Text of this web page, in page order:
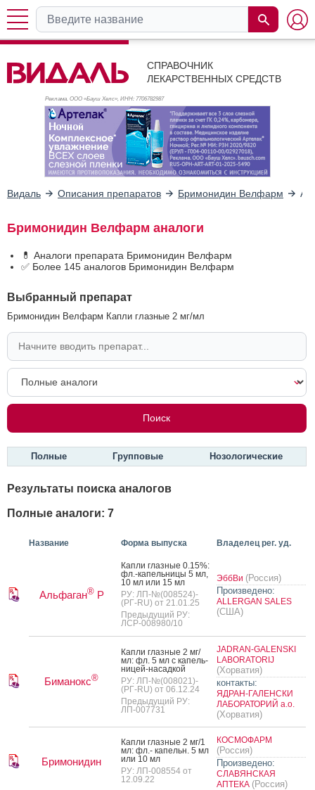
СПРАВОЧНИК
ЛЕКАРСТВЕННЫХ СРЕДСТВ
Реклама. ООО «Бауш Хелс», ИНН: 7706782987
Видаль Описания препаратов Бримонидин Велфарм
Бримонидин Велфарм аналоги
💊 Аналоги препарата Бримонидин Велфарм
✅ Более 145 аналогов Бримонидин Велфарм
Выбранный препарат
Бримонидин Велфарм Капли глазные 2 мг/мл
Полные Групповые Нозологические
Результаты поиска аналогов
Полные аналоги: 7
Название Форма выпуска Владелец рег. уд.
Альфаган®Р
Кап­ли глаз­ные 0.15%:
фл.-ка­пель­ни­цы 5 мл,
10 мл или 15 мл
РУ: ЛП-№(008524)-
(РГ-RU) от 21.01.25
Предыдущий РУ:
ЛСР-008980/10
ЭббВи (Россия)
Произведено:
ALLERGAN SALES
(США)
Биманокс®
Кап­ли глаз­ные 2 мг/
мл: фл. 5 мл с ка­пель­
ни­цей-на­сад­кой
РУ: ЛП-№(008021)-
(РГ-RU) от 06.12.24
Предыдущий РУ:
ЛП-007731
JADRAN-GALENSKI
LABORATORIJ
(Хорватия)
контакты:
ЯДРАН-ГАЛЕНСКИ
ЛАБОРАТОРИЙ а.о.
(Хорватия)
Бримонидин
Кап­ли глаз­ные 2 мг/1
мл: фл.- ка­пельн. 5 мл
или 10 мл
РУ: ЛП-008554 от
12.09.22
КОСМОФАРМ
(Россия)
Произведено:
СЛАВЯНСКАЯ
АПТЕКА (Россия)